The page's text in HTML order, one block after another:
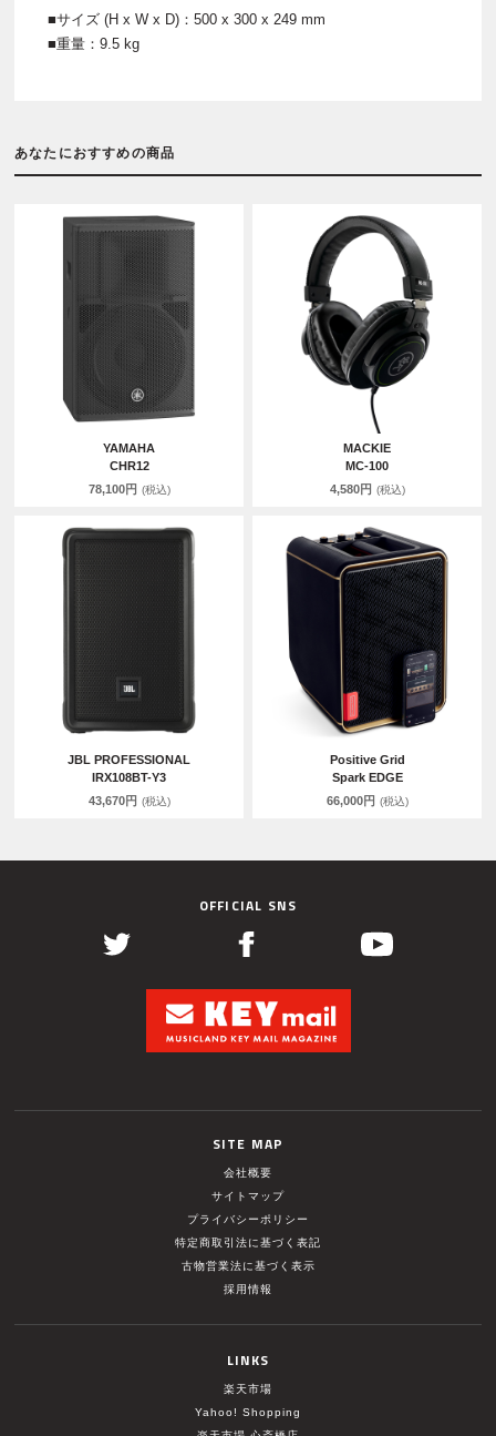
■サイズ (H x W x D)：500 x 300 x 249 mm
■重量：9.5 kg
あなたにおすすめの商品
YAMAHA
CHR12
78,100円 (税込)
MACKIE
MC-100
4,580円 (税込)
JBL PROFESSIONAL
IRX108BT-Y3
43,670円 (税込)
Positive Grid
Spark EDGE
66,000円 (税込)
OFFICIAL SNS
SITE MAP
会社概要
サイトマップ
プライバシーポリシー
特定商取引法に基づく表記
古物営業法に基づく表示
採用情報
LINKS
楽天市場
Yahoo! Shopping